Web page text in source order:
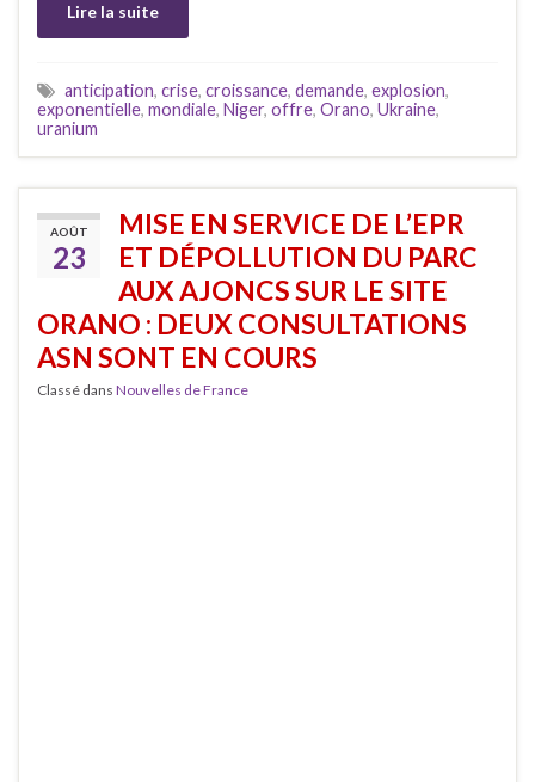
Lire la suite
anticipation, crise, croissance, demande, explosion,
exponentielle, mondiale, Niger, offre, Orano, Ukraine,
uranium
AOÛT
23
MISE EN SERVICE DE L’EPR
ET DÉPOLLUTION DU PARC
AUX AJONCS SUR LE SITE
ORANO : DEUX CONSULTATIONS
ASN SONT EN COURS
Classé dans Nouvelles de France